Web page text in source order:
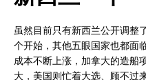
虽然目前只有新西兰公开调整
个开始，其他五眼国家也都面
成本不断上涨，加拿大的造船
大，美国则忙着大选、顾不过来